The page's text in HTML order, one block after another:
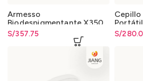
Armesso
Biodespigmentante X350
Caja de 10 Ampollas x 2ml.
S/357.75
Portátil
S/